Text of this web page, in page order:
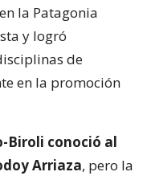
la Patagonia
y logró
de
en la promoción
Biroli conoció al
Arriaza, pero la